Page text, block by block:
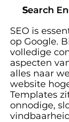
Search
SEO is
op Google.
volledige
aspecten
alles naar
website
Templates
onnodige,